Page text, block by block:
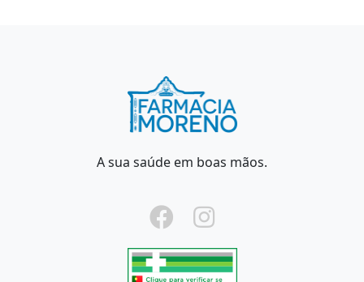
A sua saúde em boas mãos.